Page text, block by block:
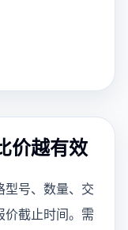
价越有效
型号、数量、交
价截止时间。需